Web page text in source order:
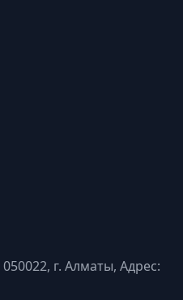
г. Алматы, Адрес: